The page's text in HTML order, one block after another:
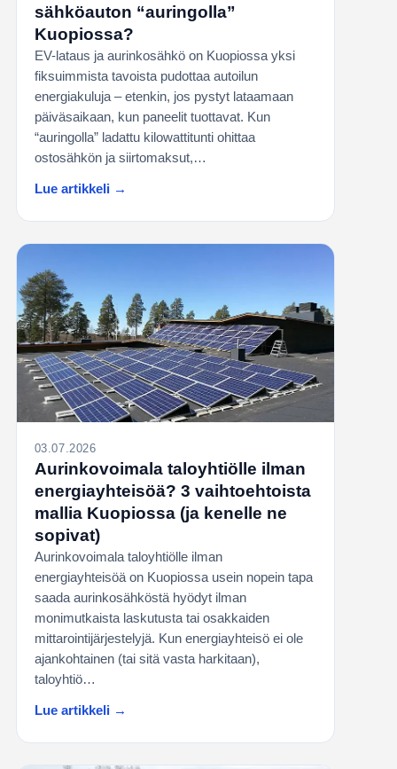
sähköauton “auringolla”
Kuopiossa?
EV-lataus ja aurinkosähkö on Kuopiossa yksi
fiksuimmista tavoista pudottaa autoilun
energiakuluja – etenkin, jos pystyt lataamaan
päiväsaikaan, kun paneelit tuottavat. Kun
“auringolla” ladattu kilowattitunti ohittaa
ostosähkön ja siirtomaksut,…
Lue artikkeli →
03.07.2026
Aurinkovoimala taloyhtiölle ilman
energiayhteisöä? 3 vaihtoehtoista
mallia Kuopiossa (ja kenelle ne
sopivat)
Aurinkovoimala taloyhtiölle ilman
energiayhteisöä on Kuopiossa usein nopein tapa
saada aurinkosähköstä hyödyt ilman
monimutkaista laskutusta tai osakkaiden
mittarointijärjestelyjä. Kun energiayhteisö ei ole
ajankohtainen (tai sitä vasta harkitaan),
taloyhtiö…
Lue artikkeli →